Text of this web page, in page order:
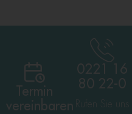
Termin
vereinbaren
0221 16
80 22-0